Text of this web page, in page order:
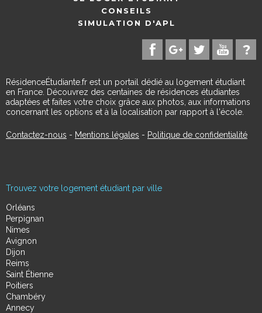
CONSEILS
SIMULATION D'APL
RésidenceÉtudiante.fr est un portail dédié au logement étudiant
en France. Découvrez des centaines de résidences étudiantes
adaptées et faites votre choix grâce aux photos, aux informations
concernant les options et à la localisation par rapport à l'école.
Contactez-nous - Mentions légales - Politique de confidentialité
Trouvez votre logement étudiant par ville
Orléans
Perpignan
Nimes
Avignon
Dijon
Reims
Saint Étienne
Poitiers
Chambéry
Annecy